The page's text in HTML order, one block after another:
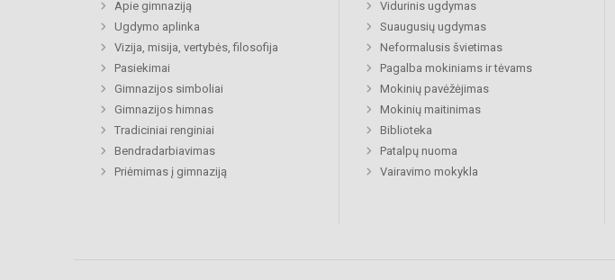
Apie gimnaziją
Ugdymo aplinka
Vizija, misija, vertybės, filosofija
Pasiekimai
Gimnazijos simboliai
Gimnazijos himnas
Tradiciniai renginiai
Bendradarbiavimas
Priėmimas į gimnaziją
Vidurinis ugdymas
Suaugusių ugdymas
Neformalusis švietimas
Pagalba mokiniams ir tėvams
Mokinių pavėžėjimas
Mokinių maitinimas
Biblioteka
Patalpų nuoma
Vairavimo mokykla